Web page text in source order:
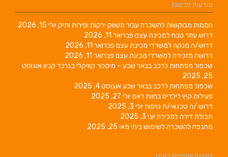
מודעות חדשות
חממות מבוקשות להשכרה עבור משווק ירקות ופירות ותיק יולי 15, 2026
דרוש עוזר טבח למכינת עצם פברואר 11, 2026
דרוש/ה מנקה למשרדי מכינת עצם פברואר 11, 2026
דרושה מזכירה למשרדי מכינת עצם פברואר 11, 2026
שכפול מפתחות לרכב בבאר שבע – מיסטר קוויקלי בגרנד קניוןאוגוסט
25, 2025
שכפול מפתחות לרכב בבאר שבעאוגוסט 4, 2025
פעילות קיץ לילדים בחוות ראם יולי 27, 2025
דרוש /ה טכנאי/ת טיפוח יולי 3, 2025
תכולת דירה למכירה יוני 3, 2025
מתנפח להשכרה לשימוש ביתי מאי 25, 2025